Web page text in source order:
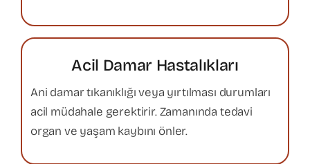
Acil Damar Hastalıkları
Ani damar tıkanıklığı veya yırtılması durumları
acil müdahale gerektirir. Zamanında tedavi
organ ve yaşam kaybını önler.